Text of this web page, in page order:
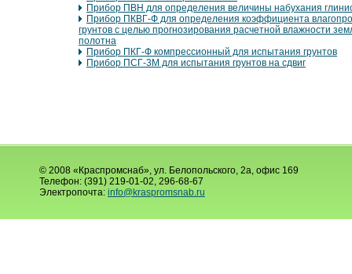
Прибор ПВН для определения величины набухания
Прибор ПКВГ-Ф для определения коэффициента
грунтов с целью прогнозирования расчетной влажности
полотна
Прибор ПКГ-Ф компрессионный для испытания грунтов
Прибор ПСГ-3М для испытания грунтов на сдвиг
© 2008 «Краспромснаб», ул. Белопольского, 2а, офис 169
Телефон: (391) 219-01-02, 296-68-67
Электропочта: info@kraspromsnab.ru